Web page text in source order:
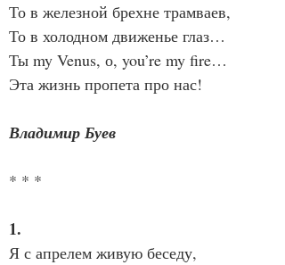
То в железной брехне трамваев,
То в холодном движенье глаз…
Ты my Venus, о, you’re my fire…
Эта жизнь пропета про нас!
Владимир Буев
* * *
1.
Я с апрелем живую беседу,